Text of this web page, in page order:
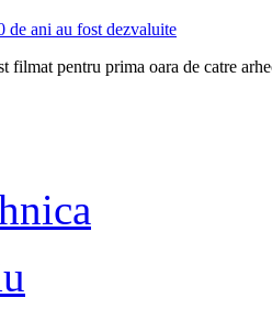
filmat pentru prima oara de catre